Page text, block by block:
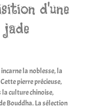
d'une
jade
la noblesse, la
pierre précieuse,
la culture chinoise,
Bouddha. La sélection